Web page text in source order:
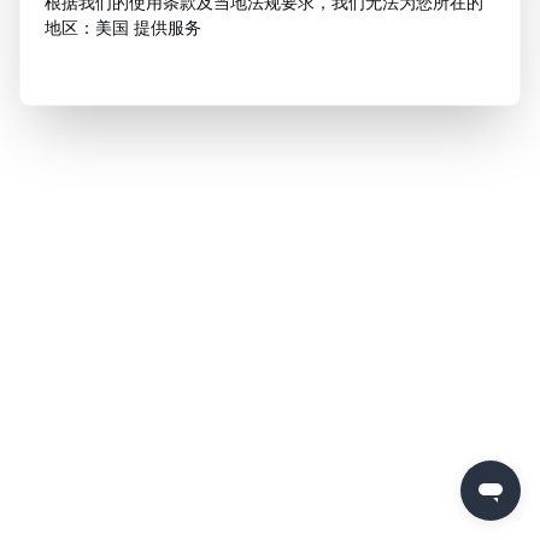
地区：美国 提供服务